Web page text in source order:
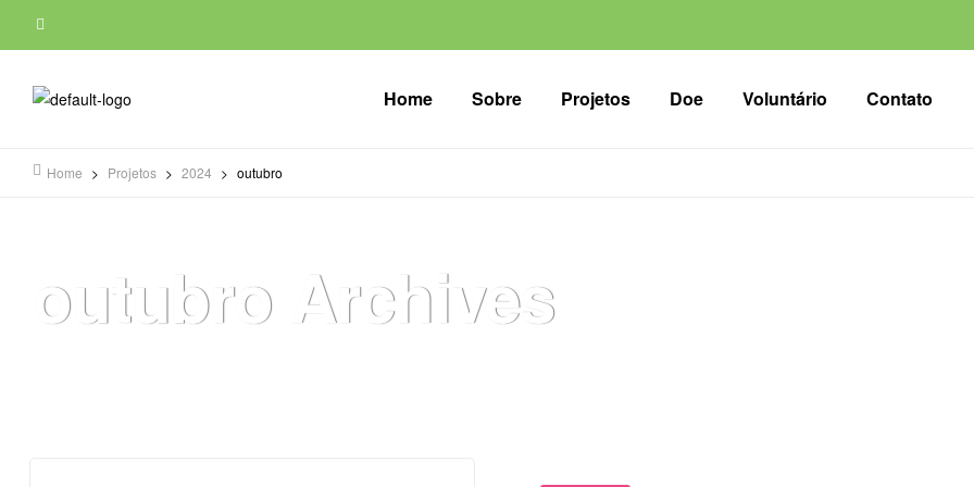
Home Sobre Projetos Doe Voluntário Contato
Home > Projetos > 2024 > outubro
outubro Archives